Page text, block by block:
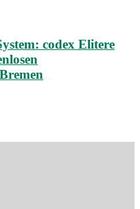
codex Elitere